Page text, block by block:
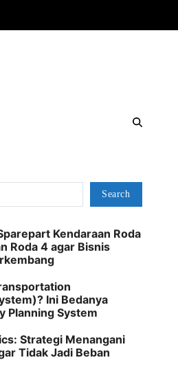
Search
Kendaraan Roda
Roda 4 agar Bisnis
Ini Bedanya
Planning System
Strategi Menangani
Tidak Jadi Beban